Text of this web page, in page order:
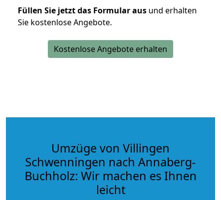
Füllen Sie jetzt das Formular aus und erhalten
Sie kostenlose Angebote.
Kostenlose Angebote erhalten
Umzüge von Villingen
Schwenningen nach Annaberg-
Buchholz: Wir machen es Ihnen
leicht